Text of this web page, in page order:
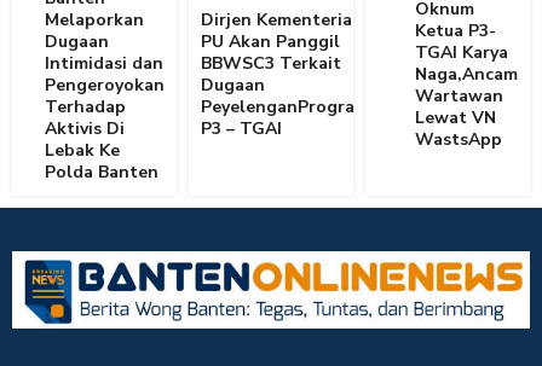
Melaporkan
Dugaan
Intimidasi dan
Pengeroyokan
Terhadap
Aktivis Di
Lebak Ke
Polda Banten
Dirjen Kementerian
PU Akan Panggil
BBWSC3 Terkait
Dugaan
PeyelenganProgram
P3 – TGAI
Oknum
Ketua P3-
TGAI Karya
Naga,Ancam
Wartawan
Lewat VN
WastsApp